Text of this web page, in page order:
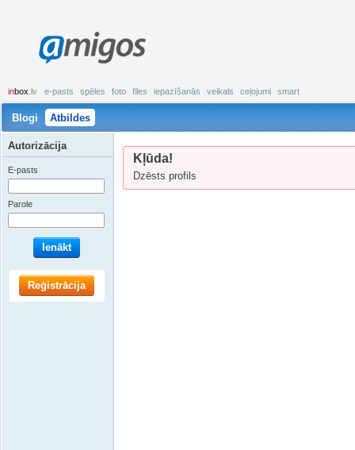
amigos
inbox .lv e-pasts spēles foto files iepazīšanās veikals ceļojumi smart
Blogi Atbildes
Kļūda!
Dzēsts profils
Autorizācija
E-pasts
Parole
Ienākt
Reģistrācija